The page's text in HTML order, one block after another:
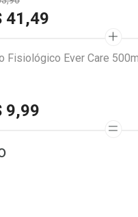
41,49
Fisiológico Ever Care
9,99